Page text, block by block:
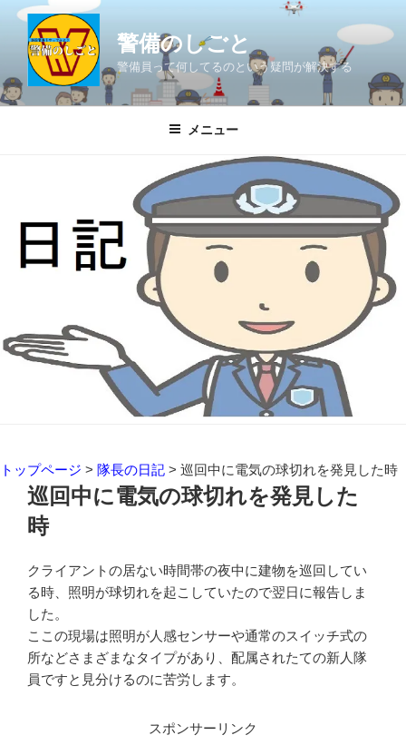
ン
ツ
警備のしごと
警備員って何してるのという疑問が解決する
メニュー
トップページ > 隊長の日記 > 巡回中に電気の球切れを発見した時
巡回中に電気の球切れを発見した
時
クライアントの居ない時間帯の夜中に建物を巡回してい
る時、照明が球切れを起こしていたので翌日に報告しま
した。
ここの現場は照明が人感センサーや通常のスイッチ式の
所などさまざまなタイプがあり、配属されたての新人隊
員ですと見分けるのに苦労します。
スポンサーリンク